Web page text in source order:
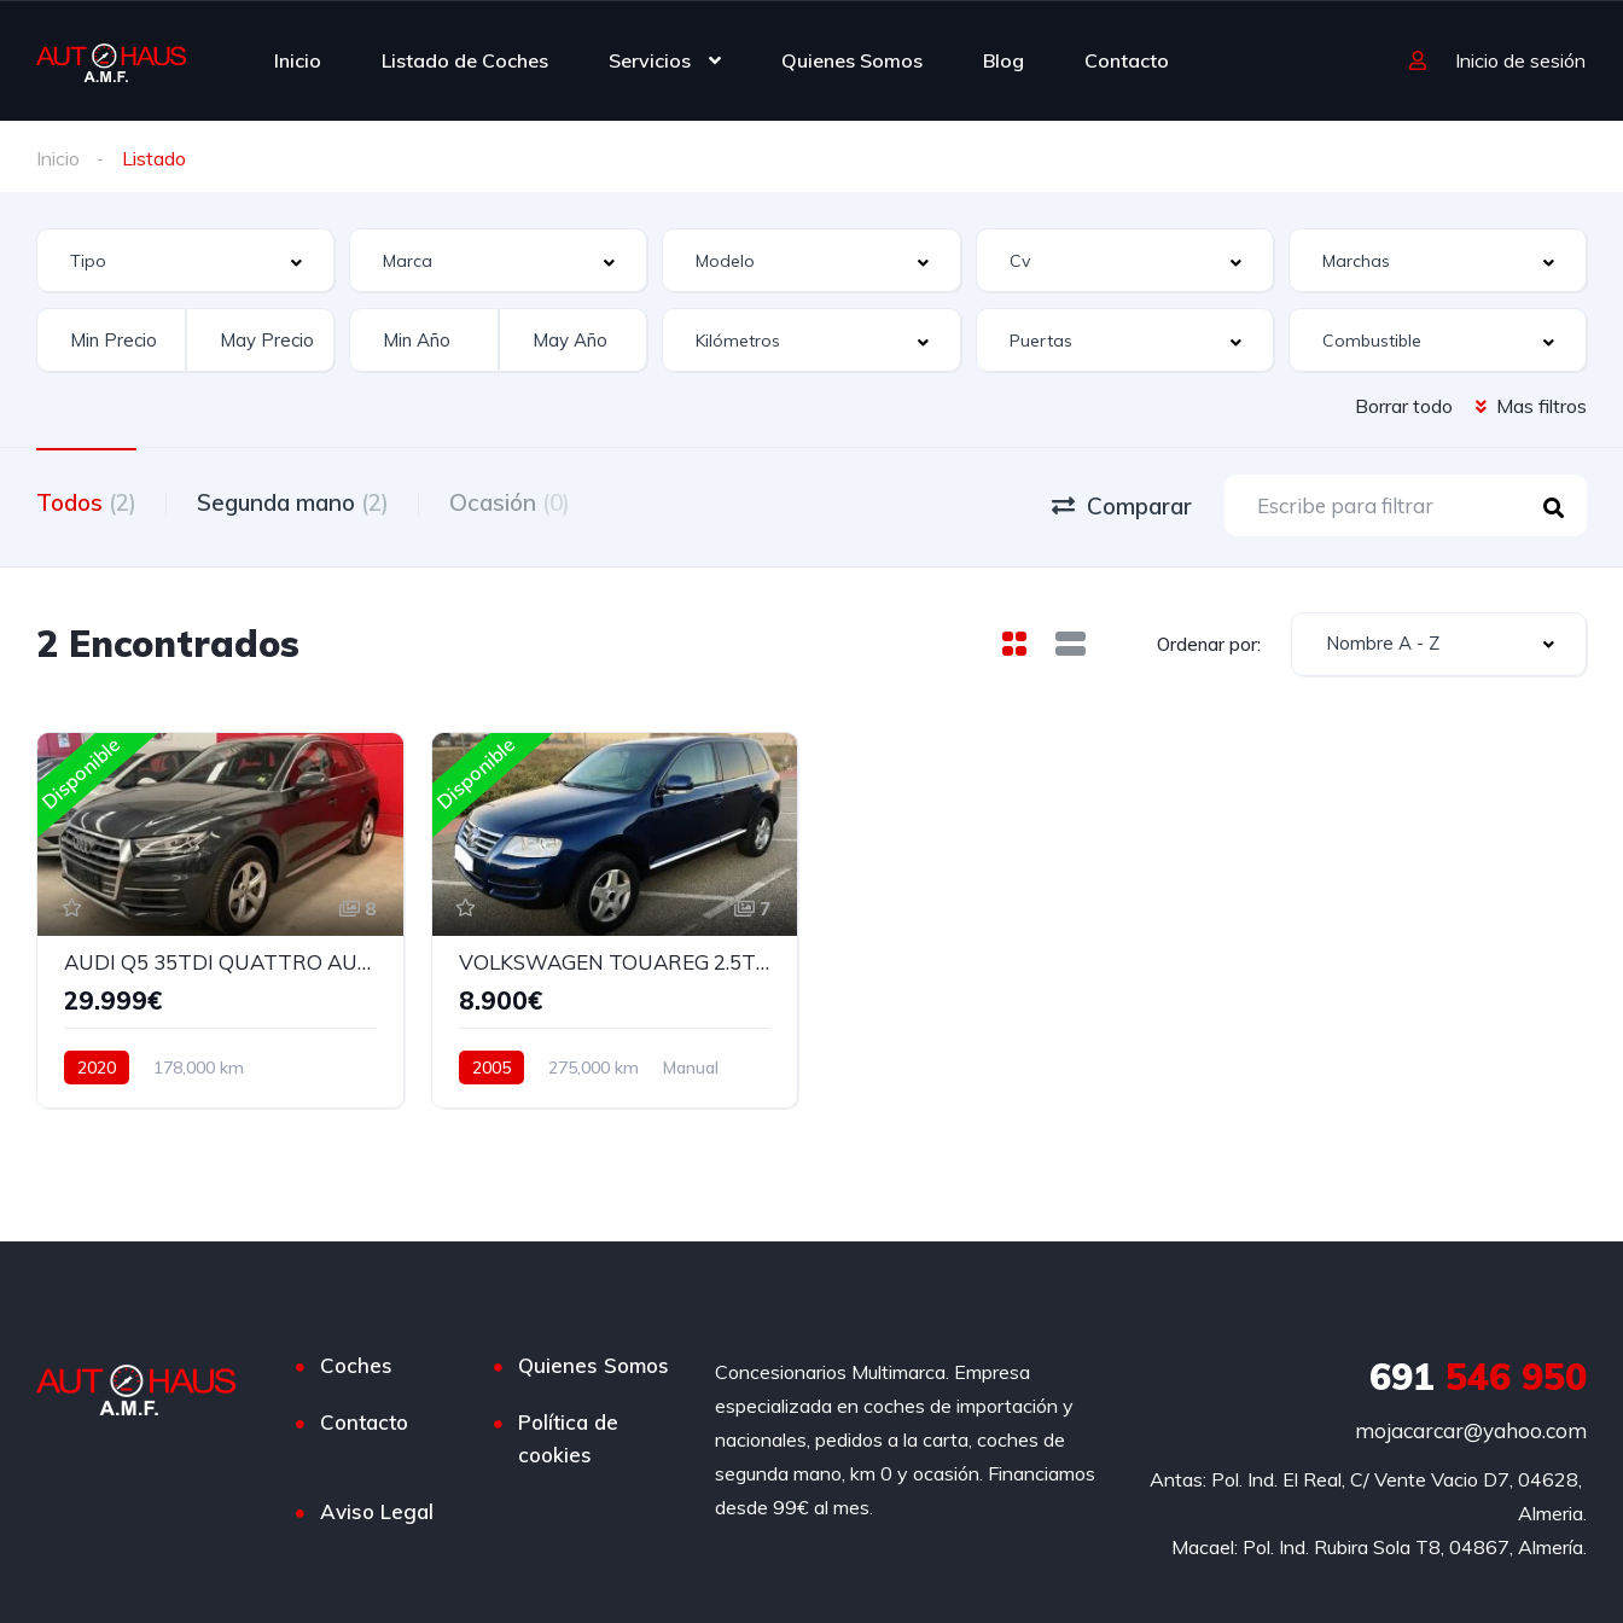
Inicio Listado de Coches Servicios Quienes Somos Blog Contacto Inicio de sesión
Inicio Listado
Borrar todo Mas filtros
Todos (2) Segunda mano (2) Ocasión (0) Comparar
2 Encontrados Ordenar por: Nombre A - Z
Disponible
8
AUDI Q5 35TDI QUATTRO AUTOMATICO
29.999€
2020
178,000 km
Disponible
7
VOLKSWAGEN TOUAREG 2.5TDI MANUAL
8.900€
2005 275,000 km
Manual
Coches Quienes Somos
Contacto
Política de
cookies
Aviso Legal
Concesionarios Multimarca. Empresa
especializada en coches de importación y
nacionales, pedidos a la carta, coches de
segunda mano, km 0 y ocasión. Financiamos
desde 99€ al mes.
691 546 950
mojacarcar@yahoo.com
Antas: Pol. Ind. El Real, C/ Vente Vacio D7, 04628,
Almeria.
Macael: Pol. Ind. Rubira Sola T8, 04867, Almería.